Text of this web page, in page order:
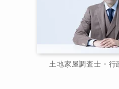
土地家屋調査士・